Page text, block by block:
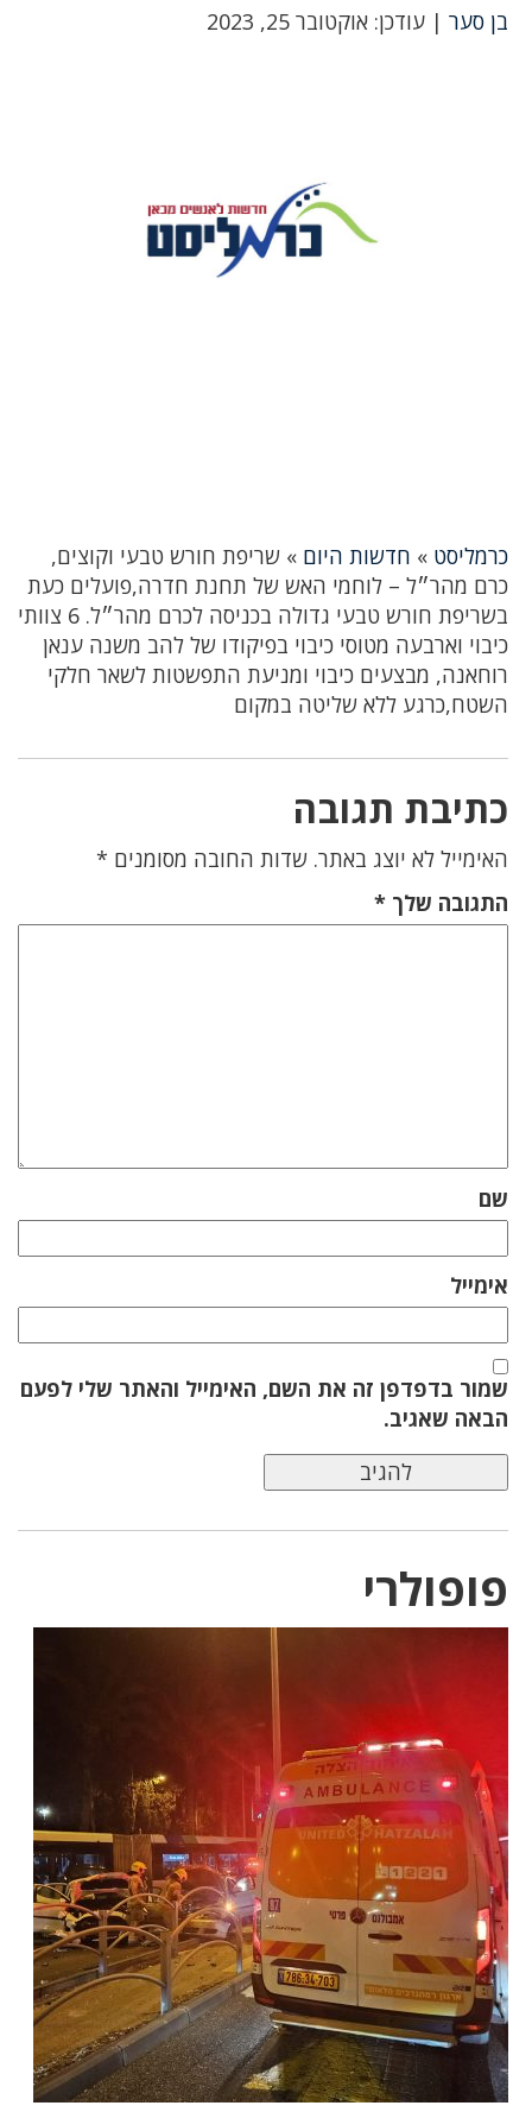
בן סער | עודכן: אוקטובר 25, 2023
כרמליסט » חדשות היום » שריפת חורש טבעי וקוצים,
כרם מהר״ל – לוחמי האש של תחנת חדרה,פועלים כעת
בשריפת חורש טבעי גדולה בכניסה לכרם מהר״ל. 6 צוותי
כיבוי וארבעה מטוסי כיבוי בפיקודו של להב משנה ענאן
רוחאנה, מבצעים כיבוי ומניעת התפשטות לשאר חלקי
השטח,כרגע ללא שליטה במקום
כתיבת תגובה
האימייל לא יוצג באתר. שדות החובה מסומנים *
התגובה שלך *
שם
אימייל
שמור בדפדפן זה את השם, האימייל והאתר שלי לפעם
הבאה שאגיב.
פופולרי